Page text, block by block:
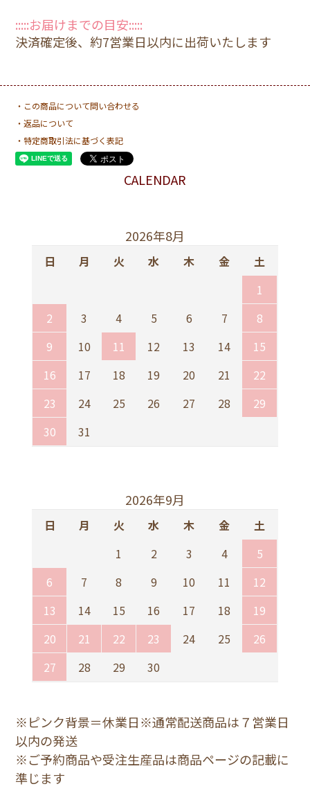
:::::お届けまでの目安:::::
決済確定後、約7営業日以内に出荷いたします
・この商品について問い合わせる
・返品について
・特定商取引法に基づく表記
CALENDAR
2026年8月
日 月 火 水 木 金
土
1
2
3 4 5 6 7
8
9
10 11 12 13 14
15
16
17 18 19 20 21
22
23
24 25 26 27 28
29
30
31
2026年9月
日 月 火 水 木 金
土
1
2 3 4
5
6
7 8 9 10 11
12
13
14 15 16 17 18
19
20
21 22 23 24 25
26
27
28 29 30
※ピンク背景＝休業日※通常配送商品は７営業日
以内の発送
※ご予約商品や受注生産品は商品ページの記載に
準じます